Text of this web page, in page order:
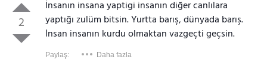
2
İnsanın insana yaptigi insanın diğer canlılara
yaptığı zulüm bitsin. Yurtta barış, dünyada barış.
İnsan insanın kurdu olmaktan vazgeçti geçsin.
Paylaş: Daha fazla